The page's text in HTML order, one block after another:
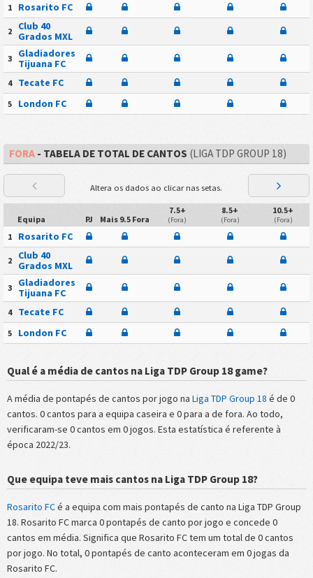
1 Rosarito FC
2
Club 40
Grados MXL
3
Gladiadores
Tijuana FC
4 Tecate FC
5 London FC
FORA- TABELA DE TOTAL DE CANTOS (LIGA TDP GROUP 18)
Altera os dados ao clicar nas setas.
Equipa PJ Mais 9.5 Fora
7.5+
(Fora)
8.5+
(Fora)
10.5+
(Fora)
1 Rosarito FC
2
Club 40
Grados MXL
3
Gladiadores
Tijuana FC
4 Tecate FC
5 London FC
Qual é a média de cantos na Liga TDP Group 18 game?
A média de pontapés de cantos por jogo na Liga TDP Group 18 é de 0
cantos. 0 cantos para a equipa caseira e 0 para a de fora. Ao todo,
verificaram-se 0 cantos em 0 jogos. Esta estatística é referente à
época 2022/23.
Que equipa teve mais cantos na Liga TDP Group 18?
Rosarito FCé a equipa com mais pontapés de canto na Liga TDP Group
18. Rosarito FC marca 0 pontapés de canto por jogo e concede 0
cantos em média. Significa que Rosarito FC tem um total de 0 cantos
por jogo. No total, 0 pontapés de canto aconteceram em 0 jogas da
Rosarito FC.